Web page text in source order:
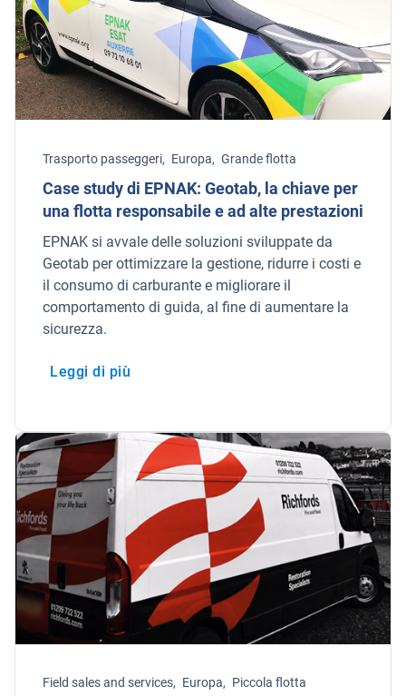
Trasporto passeggeri, Europa, Grande flotta
Case study di EPNAK: Geotab, la chiave per
una flotta responsabile e ad alte prestazioni
EPNAK si avvale delle soluzioni sviluppate da
Geotab per ottimizzare la gestione, ridurre i costi e
il consumo di carburante e migliorare il
comportamento di guida, al fine di aumentare la
sicurezza.
Leggi di più
Field sales and services, Europa, Piccola flotta